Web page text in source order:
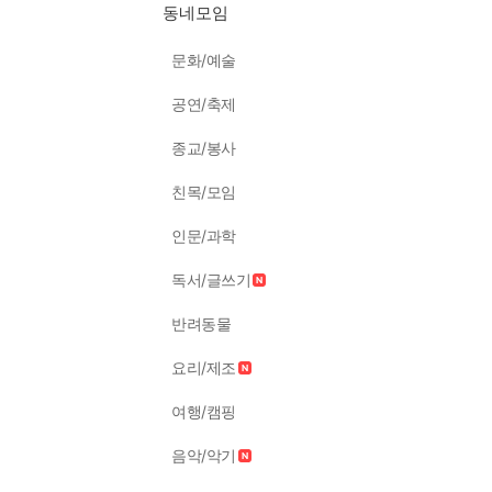
동네모임
문화/예술
공연/축제
종교/봉사
친목/모임
인문/과학
독서/글쓰기
반려동물
요리/제조
여행/캠핑
음악/악기